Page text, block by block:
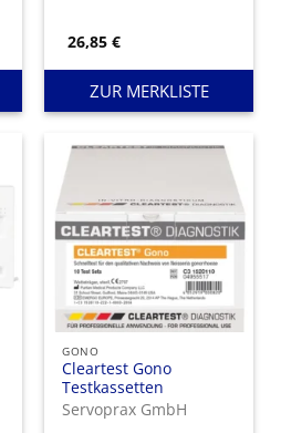
26,85€
ZUR MERKLISTE
GONO
Cleartest Gono
Testkassetten
Servoprax GmbH